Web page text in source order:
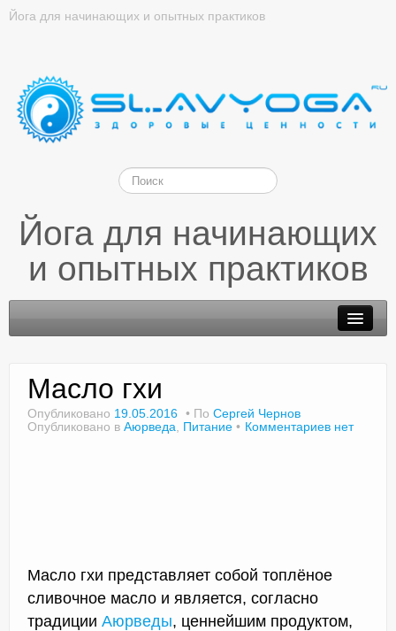
Йога для начинающих и опытных практиков
Йога для начинающих
и опытных практиков
Йога для начинающих
Триггерные точки
Масло гхи
Опубликовано 19.05.2016 По Сергей Чернов
Опубликовано в Аюрведа Питание Комментариев нет
Масло гхи представляет собой топлёное
сливочное масло и является, согласно
традиции Аюрведы, ценнейшим продуктом,